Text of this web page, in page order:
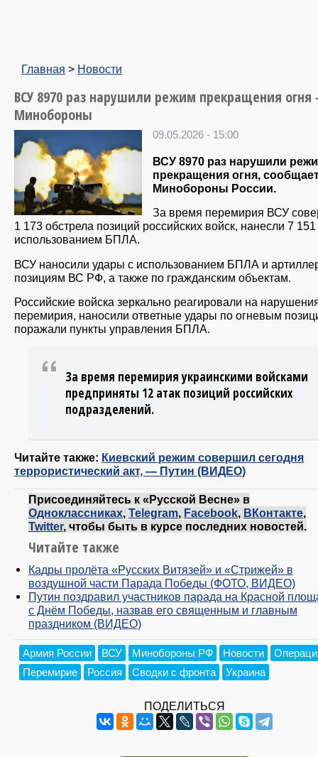
Главная > Новости
ВСУ 8970 раз нарушили режим прекращения
Минобороны
09.05.2026 - 15:00
ВСУ 8970 раз нарушили
прекращения огня,
Минобороны России.
За время перемирия ВСУ
1 173 обстрела позиций российских войск, нанесли 7 151
использованием БПЛА.
ВСУ наносили удары с использованием БПЛА и
позициям ВС РФ, а также по гражданским объектам.
Российские войска зеркально реагировали на
перемирия, наносили ответные удары по огневым
поражали пункты управления БПЛА.
За время перемирия украинскими войсками
предприняты 12 атак позиций российских
подразделений.
Читайте также: Киевский режим совершил сегодня
террористический акт, — Путин (ВИДЕО)
Присоединяйтесь к «Русской Весне» в
Одноклассниках, Telegram, Facebook, ВКонтакте,
Twitter, чтобы быть в курсе последних новостей.
Читайте также
Кадры пролёта «Русских Витязей» и «Стрижей» в
воздушной части Парада Победы (ФОТО, ВИДЕО)
Путин поздравил участников парада на Красной
с Днём Победы, назвав его священным и главным
праздником (ВИДЕО)
Армия России ВСУ Минобороны РФ Новости
Перемирие
Россия Сводки с фронта Украина
ПОДЕЛИТЬСЯ